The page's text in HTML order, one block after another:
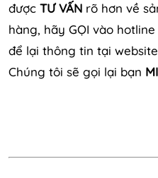
được TƯ VẤN rõ hơn về
hàng, hãy GỌI vào
để lại thông tin tại website
Chúng tôi sẽ gọi lại bạn